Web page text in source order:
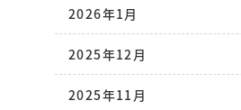
2026年1月
2025年12月
2025年11月